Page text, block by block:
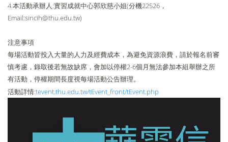
4.本活動承辦人:實習成就中心郭欣慈小姐(分機22526，
Email:sincih@thu.edu.tw)
注意事項
每場活動皆投入大量的人力及經費成本，為避免資源浪費，請於報名前審
慎考慮，錄取後若無故缺席，會加以停權2-6個月無法參加本組舉辦之所
有活動，停權期間長度視每場活動公告辦理。
活動詳情:tevent.thu.edu.tw/tEvent_front/tEvent.php